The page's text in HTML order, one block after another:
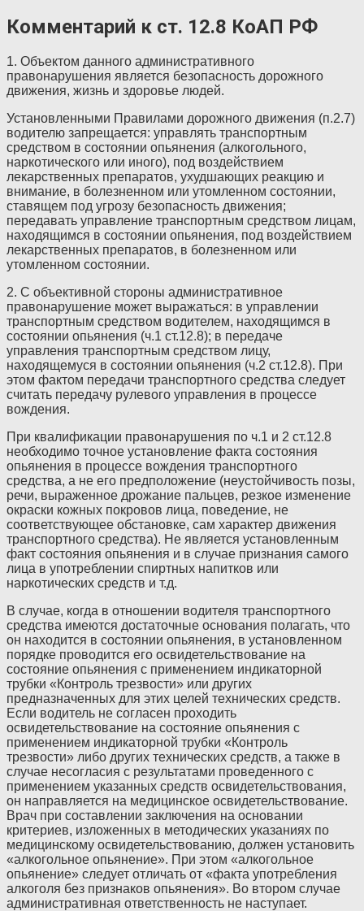
Комментарий к ст. 12.8 КоАП РФ
1. Объектом данного административного
правонарушения является безопасность дорожного
движения, жизнь и здоровье людей.
Установленными Правилами дорожного движения (п.2.7)
водителю запрещается: управлять транспортным
средством в состоянии опьянения (алкогольного,
наркотического или иного), под воздействием
лекарственных препаратов, ухудшающих реакцию и
внимание, в болезненном или утомленном состоянии,
ставящем под угрозу безопасность движения;
передавать управление транспортным средством лицам,
находящимся в состоянии опьянения, под воздействием
лекарственных препаратов, в болезненном или
утомленном состоянии.
2. С объективной стороны административное
правонарушение может выражаться: в управлении
транспортным средством водителем, находящимся в
состоянии опьянения (ч.1 ст.12.8); в передаче
управления транспортным средством лицу,
находящемуся в состоянии опьянения (ч.2 ст.12.8). При
этом фактом передачи транспортного средства следует
считать передачу рулевого управления в процессе
вождения.
При квалификации правонарушения по ч.1 и 2 ст.12.8
необходимо точное установление факта состояния
опьянения в процессе вождения транспортного
средства, а не его предположение (неустойчивость позы,
речи, выраженное дрожание пальцев, резкое изменение
окраски кожных покровов лица, поведение, не
соответствующее обстановке, сам характер движения
транспортного средства). Не является установленным
факт состояния опьянения и в случае признания самого
лица в употреблении спиртных напитков или
наркотических средств и т.д.
В случае, когда в отношении водителя транспортного
средства имеются достаточные основания полагать, что
он находится в состоянии опьянения, в установленном
порядке проводится его освидетельствование на
состояние опьянения с применением индикаторной
трубки «Контроль трезвости» или других
предназначенных для этих целей технических средств.
Если водитель не согласен проходить
освидетельствование на состояние опьянения с
применением индикаторной трубки «Контроль
трезвости» либо других технических средств, а также в
случае несогласия с результатами проведенного с
применением указанных средств освидетельствования,
он направляется на медицинское освидетельствование.
Врач при составлении заключения на основании
критериев, изложенных в методических указаниях по
медицинскому освидетельствованию, должен установить
«алкогольное опьянение». При этом «алкогольное
опьянение» следует отличать от «факта употребления
алкоголя без признаков опьянения». Во втором случае
административная ответственность не наступает.